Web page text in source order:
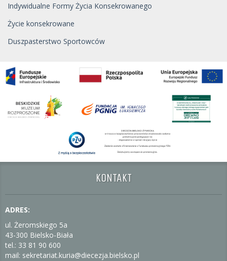
Indywidualne Formy Życia Konsekrowanego
Życie konsekrowane
Duszpasterstwo Sportowców
KONTAKT
ADRES:
ul. Żeromskiego 5a
43-300 Bielsko-Biała
tel.: 33 81 90 600
mail: sekretariat.kuria@diecezja.bielsko.pl